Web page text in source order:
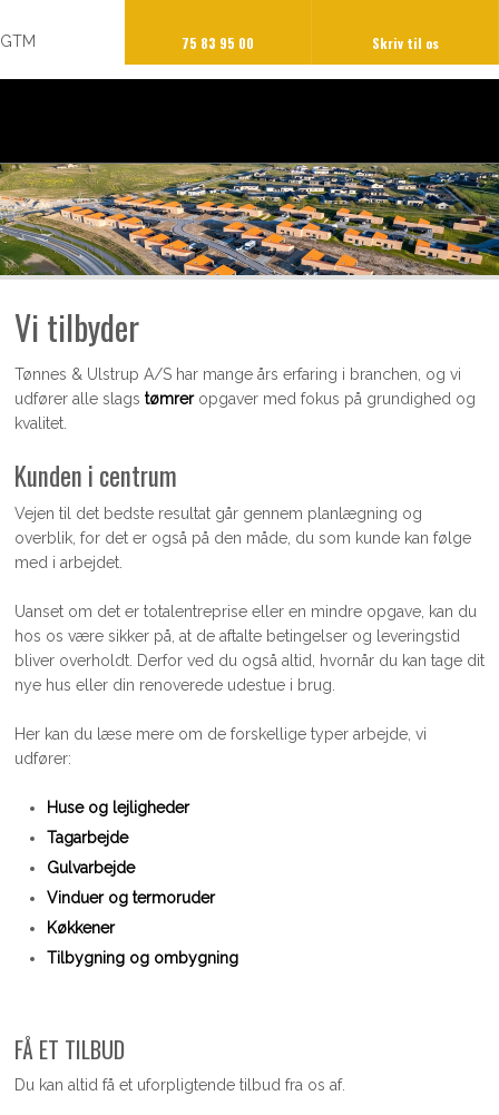
GTM 75 83 95 00 Skriv til os​
Vi tilbyder
Tønnes & Ulstrup A/S har mange års erfaring i branchen, og vi
udfører alle slags tømreropgaver med fokus på grundighed og
kvalitet.
Kunden i centrum
Vejen til det bedste resultat går gennem planlægning og
overblik, for det er også på den måde, du som kunde kan følge
med i arbejdet.
Uanset om det er totalentreprise eller en mindre opgave, kan du
hos os være sikker på, at de aftalte betingelser og leveringstid
bliver overholdt. Derfor ved du også altid, hvornår du kan tage dit
nye hus eller din renoverede udestue i brug.
Her kan du læse mere om de forskellige typer arbejde, vi
udfører:
Huse og lejligheder
Tagarbejde
Gulvarbejde
Vinduer og termoruder
Køkkener
Tilbygning og ombygning
FÅ ET TILBUD
Du kan altid få et uforpligtende tilbud fra os af.